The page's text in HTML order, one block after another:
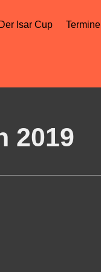
Der Isar Cup Termine
2019